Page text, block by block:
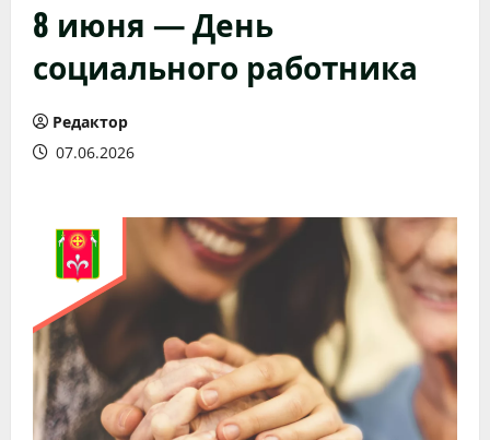
8 июня — День
социального работника
Редактор
07.06.2026